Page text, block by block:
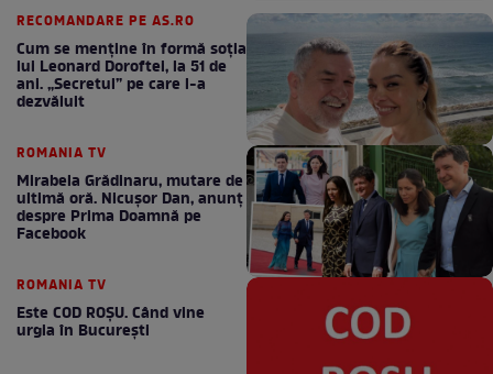
RECOMANDARE PE AS.RO
Cum se menţine în formă soţia
lui Leonard Doroftei, la 51 de
ani. „Secretul” pe care l-a
dezvăluit
ROMANIA TV
Mirabela Grădinaru, mutare de
ultimă oră. Nicuşor Dan, anunţ
despre Prima Doamnă pe
Facebook
ROMANIA TV
Este COD ROŞU. Când vine
urgia în Bucureşti